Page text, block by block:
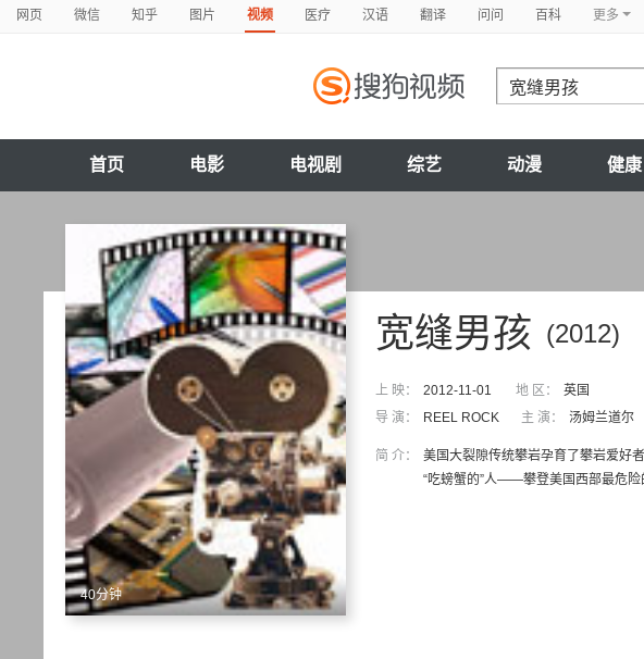
网页 微信 知乎 图片 视频 医疗 汉语 翻译 问问 百科 更多
首页 电影 电视剧 综艺 动漫 健康
40分钟
(2012)
宽缝男孩
上 映： 2012-11-01 地 区： 英国
导 演：
REEL ROCK 主 演： 汤姆兰道尔
简 介：
美国大裂隙传统攀岩孕育了攀岩爱好
“吃螃蟹的”人——攀登美国西部最危